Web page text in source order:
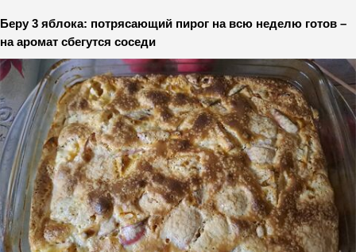
Беру 3 яблока: потрясающий пирог на всю неделю готов –
на аромат сбегутся соседи